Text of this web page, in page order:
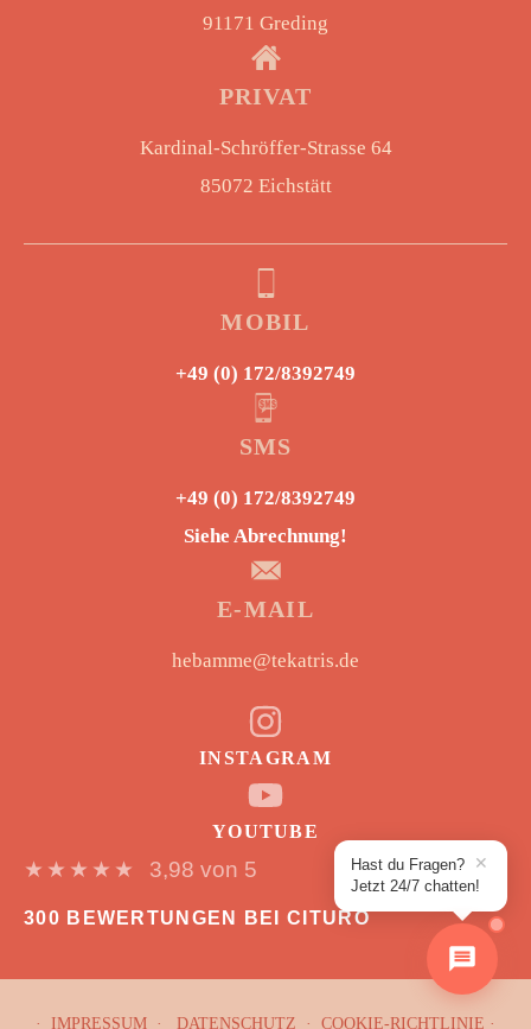
91171 Greding
PRIVAT
Kardinal-Schröffer-Strasse 64
85072 Eichstätt
MOBIL
+49 (0) 172/8392749
SMS
+49 (0) 172/8392749
Siehe Abrechnung!
E-MAIL
hebamme@tekatris.de
INSTAGRAM
YOUTUBE
★★★★★ 3,98 von 5
300 BEWERTUNGEN BEI CITURO
✕
Hast du Fragen?
Jetzt 24/7 chatten!
· IMPRESSUM · DATENSCHUTZ · COOKIE-RICHTLINIE ·